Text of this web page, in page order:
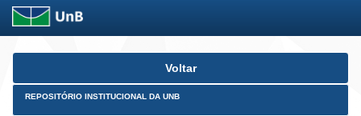
Skip
Voltar
REPOSITÓRIO INSTITUCIONAL DA UNB